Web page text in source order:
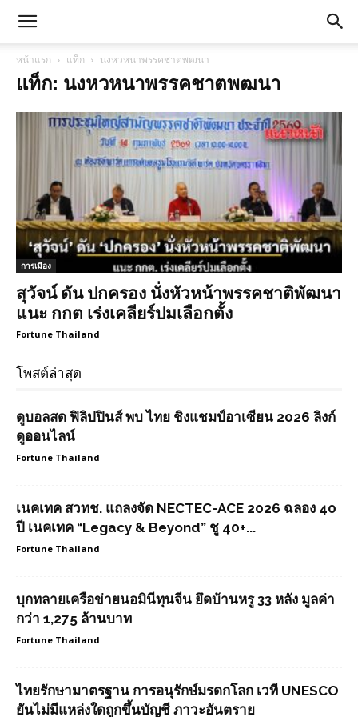
หน้าแรก แท็ก นงหวหนาพรรคชาตพฒนา
แท็ก: นงหวหนาพรรคชาตพฒนา
การเมือง
สุวัจน์ ดัน ปกครอง นั่งหัวหน้าพรรคชาติพัฒนา
แนะ กกต เร่งเคลียร์ปมเลือกตั้ง
Fortune Thailand
โพสต์ล่าสุด
ดูบอลสด ฟิลิปปินส์ พบ ไทย ชิงแชมป์อาเซียน 2026 ลิงก์
ดูออนไลน์
Fortune Thailand
เนคเทค สวทช. แถลงจัด NECTEC-ACE 2026 ฉลอง 40
ปี เนคเทค “Legacy & Beyond” ชู 40+...
Fortune Thailand
บุกทลายเครือข่ายนอมินีทุนจีน ยึดบ้านหรู 33 หลัง มูลค่า
กว่า 1,275 ล้านบาท
Fortune Thailand
ไทยรักษามาตรฐาน การอนุรักษ์มรดกโลก เวที UNESCO
ยันไม่มีแหล่งใดถูกขึ้นบัญชี ภาวะอันตราย